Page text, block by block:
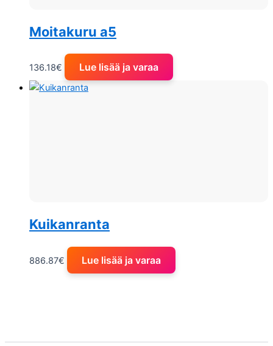
Moitakuru a5
136.18€ Lue lisää ja varaa
Kuikanranta
886.87€ Lue lisää ja varaa